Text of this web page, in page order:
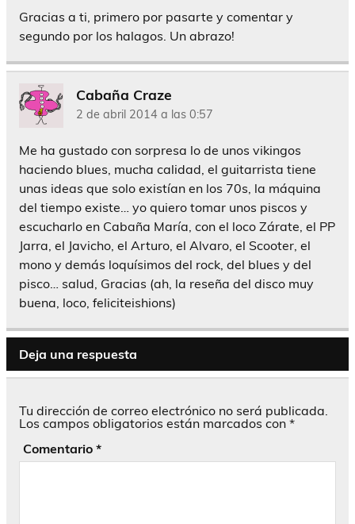
Gracias a ti, primero por pasarte y comentar y
segundo por los halagos. Un abrazo!
Cabaña Craze
2 de abril 2014 a las 0:57
Me ha gustado con sorpresa lo de unos vikingos
haciendo blues, mucha calidad, el guitarrista tiene
unas ideas que solo existían en los 70s, la máquina
del tiempo existe… yo quiero tomar unos piscos y
escucharlo en Cabaña María, con el loco Zárate, el PP
Jarra, el Javicho, el Arturo, el Alvaro, el Scooter, el
mono y demás loquísimos del rock, del blues y del
pisco… salud, Gracias (ah, la reseña del disco muy
buena, loco, feliciteishions)
Deja una respuesta
Tu dirección de correo electrónico no será publicada.
Los campos obligatorios están marcados con *
Comentario *